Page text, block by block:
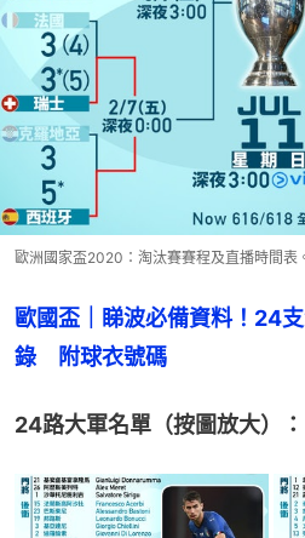
歐洲國家盃2020：淘汰賽賽程及直播時間表
歐國盃｜睇波必備資料！24
錄　附球衣號碼
24路大軍名單（按圖放大）：